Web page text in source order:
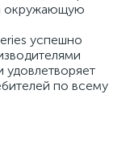
окружающую
успешно
удовлетворяет
по всему